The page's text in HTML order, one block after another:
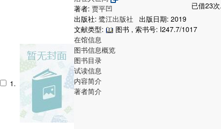
1.
已借23
著者: 贾平凹
出版社: 鹭江出版社
出版日期: 2019
文献类型:
图书 , 索书号: I247.7/1017
在馆信息
图书信息概览
图书目录
试读信息
内容简介
著者简介